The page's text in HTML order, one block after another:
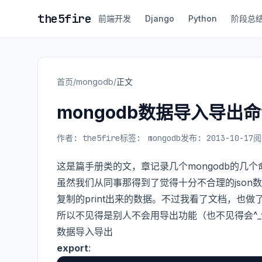
the5fire 前端开发 Django Python 阶段总
首页/mongodb/正文
mongodb数据导入导出
作者: the5fire标签: mongodb发布: 2013-10-17
这是篇手册类的文，章记录几个mongodb的几个
虽然我们从同事那得到了觉得十分不合理的json
复制的print出来的数据。不过我看了文档，也做
所以不见得是别人不会用导出功能（也不见得会
数据导入导出
export: